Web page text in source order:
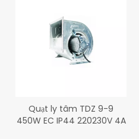
Quạt ly tâm TDZ 9-9
450W EC IP44 220230V 4A